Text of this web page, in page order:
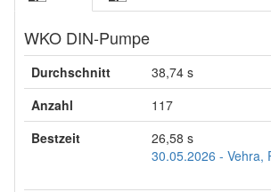
WKO DIN-Pumpe
Durchschnitt
38,74 s
Anzahl
117
Bestzeit
26,58 s
30.05.2026 - Vehra,